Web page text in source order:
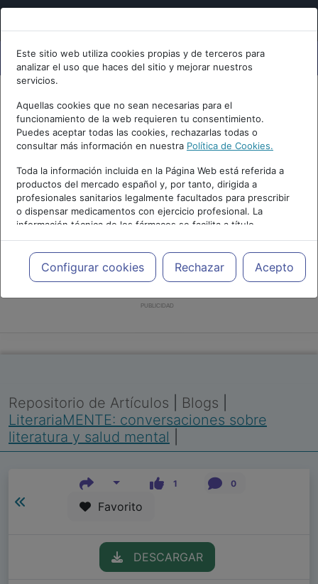
Este sitio web utiliza cookies propias y de terceros para
analizar el uso que haces del sitio y mejorar nuestros
servicios.
Aquellas cookies que no sean necesarias para el
funcionamiento de la web requieren tu consentimiento.
Puedes aceptar todas las cookies, rechazarlas todas o
consultar más información en nuestra Política de Cookies.
Toda la información incluida en la Página Web está referida a
productos del mercado español y, por tanto, dirigida a
profesionales sanitarios legalmente facultados para prescribir
o dispensar medicamentos con ejercicio profesional. La
información técnica de los fármacos se facilita a título
meramente informativo, siendo responsabilidad de los
profesionales facultados prescribir medicamentos y decidir, en
cada caso concreto, el tratamiento más adecuado a las
necesidades del paciente.
Configurar cookies Rechazar Acepto
PUBLICIDAD
Repositorio de Artículos Blogs
LiterariaMENTE: conversaciones sobre
literatura y salud mental
1 0
Favorito
DESCARGAR